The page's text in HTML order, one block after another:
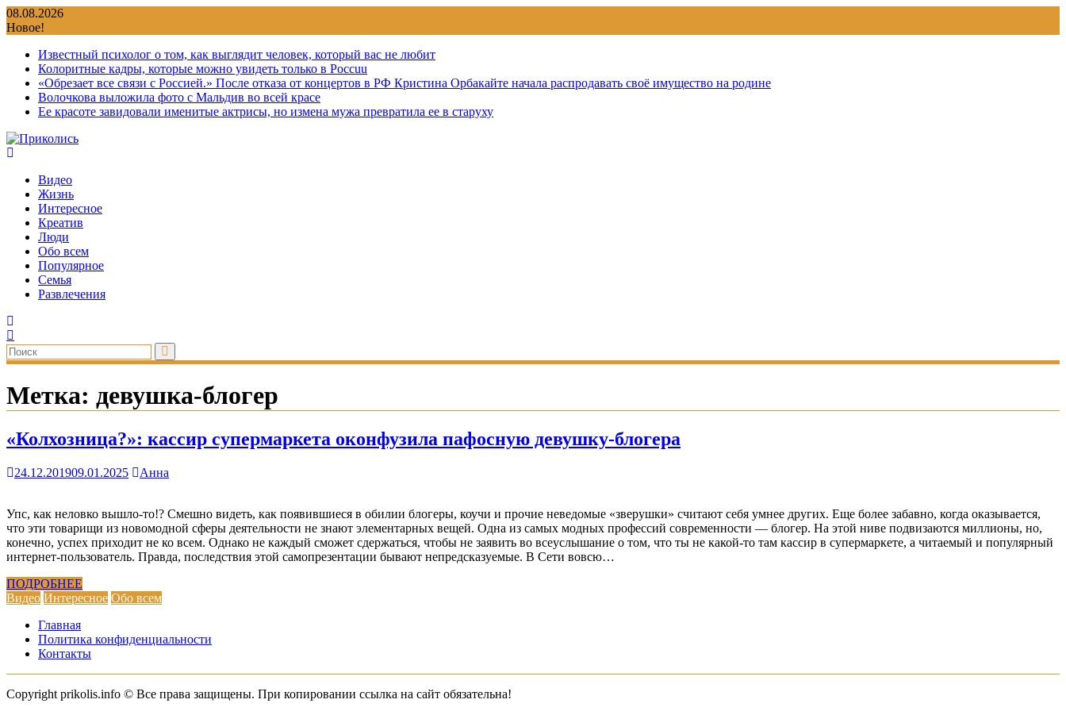
Перейти
к
08.08.2026
Новое!
Известный психолог о том, как выглядит человек, который вас не любит
Колоритные кадры, которые можно увидеть только в Россuu
«Обрезает все связи с Россией.» После отказа от концертов в РФ Кристина Орбакайте начала распродавать своё имущество на родине
Волочкова выложила фото с Мальдив во всей красе
Ее красоте завидовали именитые актрисы, но измена мужа превратила ее в старуху
Видео
Жизнь
Интересное
Креатив
Люди
Обо всем
Популярное
Семья
Развлечения
Метка: девушка-блогер
«Колхозница?»: кассир супермаркета оконфузила пафосную девушку-блогера
24.12.201909.01.2025 Анна
Упс, как неловко вышло-то!? Смешно видеть, как появившиеся в обилии блогеры, коучи и прочие неведомые «зверушки» считают себя умнее других. Еще более забавно, когда оказывается,
что эти товарищи из новомодной сферы деятельности не знают элементарных вещей. Одна из самых модных профессий современности — блогер. На этой ниве подвизаются миллионы, но,
конечно, успех приходит не ко всем. Однако не каждый сможет сдержаться, чтобы не заявить во всеуслышание о том, что ты не какой-то там кассир в супермаркете, а читаемый и популярный
интернет-пользователь. Правда, последствия этой самопрезентации бывают непредсказуемые. В Сети вовсю…
ПОДРОБНЕЕ
Видео Интересное Обо всем
Главная
Политика конфиденциальности
Контакты
Copyright prikolis.info © Все права защищены. При копировании ссылка на сайт обязательна!